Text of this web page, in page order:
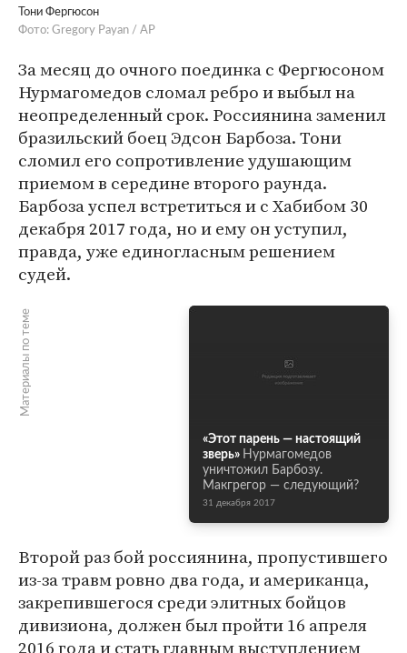
Тони Фергюсон
Фото: Gregory Payan / AP
За месяц до очного поединка с Фергюсоном
Нурмагомедов сломал ребро и выбыл на
неопределенный срок. Россиянина заменил
бразильский боец Эдсон Барбоза. Тони
сломил его сопротивление удушающим
приемом в середине второго раунда.
Барбоза успел встретиться и с Хабибом 30
декабря 2017 года, но и ему он уступил,
правда, уже единогласным решением
судей.
Материалы по теме
«Этот парень — настоящий
зверь» Нурмагомедов
уничтожил Барбозу.
Макгрегор — следующий?
31 декабря 2017
Второй раз бой россиянина, пропустившего
из-за травм ровно два года, и американца,
закрепившегося среди элитных бойцов
дивизиона, должен был пройти 16 апреля
2016 года и стать главным выступлением